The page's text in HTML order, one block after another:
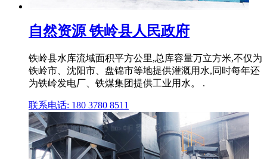
自然资源 铁岭县人民政府
铁岭县水库流域面积平方公里,总库容量万立方米,不仅为
铁岭市、沈阳市、盘锦市等地提供灌溉用水,同时每年还
为铁岭发电厂、铁煤集团提供工业用水。 .
联系电话: 180 3780 8511